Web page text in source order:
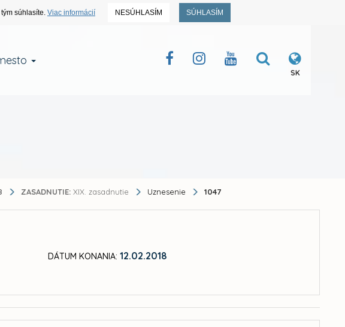
súhlasíte. Viac informácií NESÚHLASÍM SÚHLASÍM
SK
ZASADNUTIE: XIX. zasadnutie Uznesenie 1047
DÁTUM KONANIA: 12.02.2018